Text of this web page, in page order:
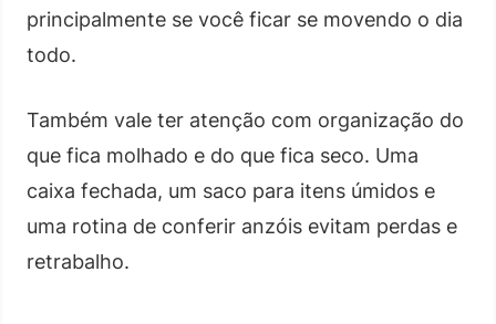
principalmente se você ficar se movendo o dia
todo.
Também vale ter atenção com organização do
que fica molhado e do que fica seco. Uma
caixa fechada, um saco para itens úmidos e
uma rotina de conferir anzóis evitam perdas e
retrabalho.